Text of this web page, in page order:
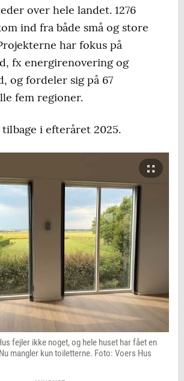
over hele landet. 1276
ind fra både små og store
har fokus på
fx energirenovering og
og fordeler sig på 67
fem regioner.
i efteråret 2025.
fejler ikke noget, og hele huset har fået en
mangler kun toiletterne. Foto: Voers Hus